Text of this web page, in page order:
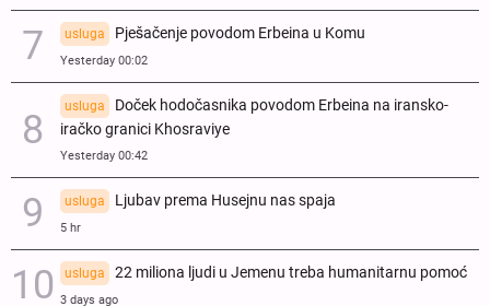
usluga Pješačenje povodom Erbeina u Komu
Yesterday 00:02
usluga
Doček hodočasnika povodom Erbeina na iransko-
iračko granici Khosraviye
Yesterday 00:42
usluga Ljubav prema Husejnu nas spaja
5 hr
usluga 22 miliona ljudi u Jemenu treba humanitarnu pomoć
3 days ago